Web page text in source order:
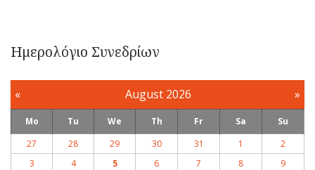
Ημερολόγιο Συνεδρίων
« August 2026 »
Mo Tu We Th Fr Sa
Su
27
28 29 30 31 1
2
3
4 5 6 7 8
9